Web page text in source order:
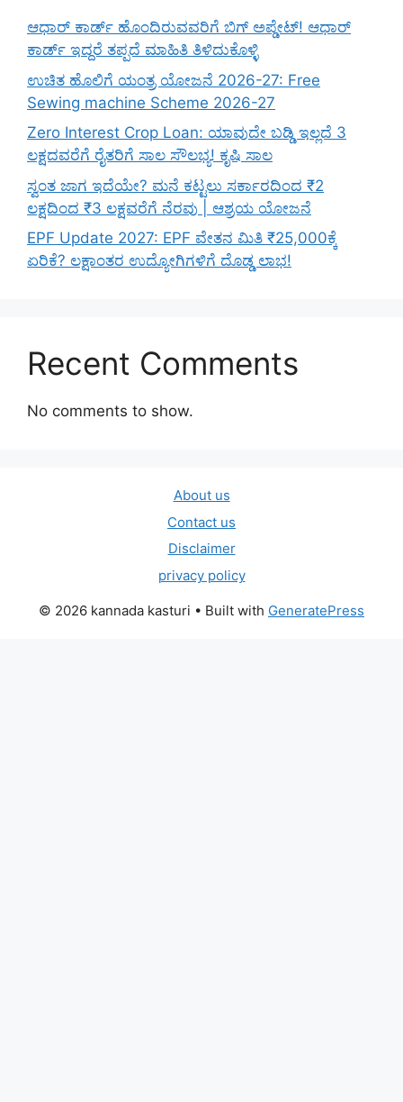
ಆಧಾರ್ ಕಾರ್ಡ್ ಹೊಂದಿರುವವರಿಗೆ ಬಿಗ್ ಅಪ್ಡೇಟ್! ಆಧಾರ್
ಕಾರ್ಡ್ ಇದ್ದರೆ ತಪ್ಪದೆ ಮಾಹಿತಿ ತಿಳಿದುಕೊಳ್ಳಿ
ಉಚಿತ ಹೊಲಿಗೆ ಯಂತ್ರ ಯೋಜನೆ 2026-27: Free
Sewing machine Scheme 2026-27
Zero Interest Crop Loan: ಯಾವುದೇ ಬಡ್ಡಿ ಇಲ್ಲದೆ 3
ಲಕ್ಷದವರೆಗೆ ರೈತರಿಗೆ ಸಾಲ ಸೌಲಭ್ಯ! ಕೃಷಿ ಸಾಲ
ಸ್ವಂತ ಜಾಗ ಇದೆಯೇ? ಮನೆ ಕಟ್ಟಲು ಸರ್ಕಾರದಿಂದ ₹2
ಲಕ್ಷದಿಂದ ₹3 ಲಕ್ಷವರೆಗೆ ನೆರವು | ಆಶ್ರಯ ಯೋಜನೆ
EPF Update 2027: EPF ವೇತನ ಮಿತಿ ₹25,000ಕ್ಕೆ
ಏರಿಕೆ? ಲಕ್ಷಾಂತರ ಉದ್ಯೋಗಿಗಳಿಗೆ ದೊಡ್ಡ ಲಾಭ!
Recent Comments
No comments to show.
About us
Contact us
Disclaimer
privacy policy
© 2026 kannada kasturi • Built with GeneratePress